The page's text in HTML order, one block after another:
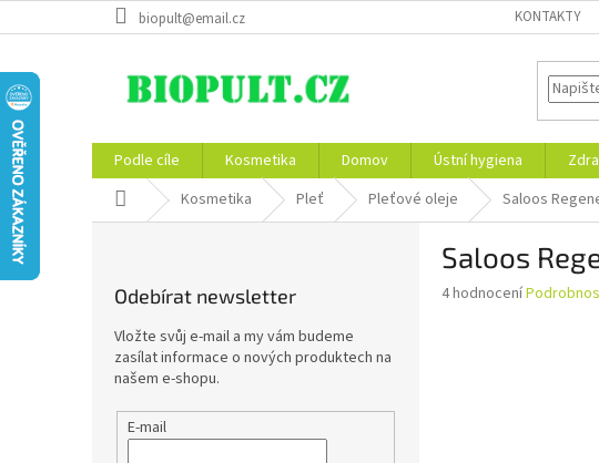
na
biopult@email.cz KONTAKTY
Podle cíle Kosmetika Domov Ústní hygiena
Domů Kosmetika Pleť Pleťové oleje Saloos
Odebírat newsletter
Vložte svůj e-mail a my vám budeme
zasílat informace o nových produktech na
našem e-shopu.
E-mail
Saloos
Průměrné
4 hodnocení